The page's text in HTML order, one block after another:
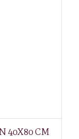
40X80 CM